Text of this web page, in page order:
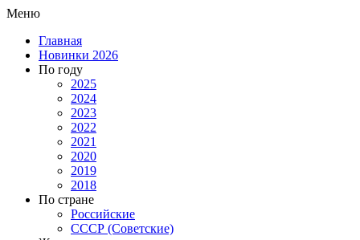
Меню
Главная
Новинки 2026
По году
2025
2024
2023
2022
2021
2020
2019
2018
По стране
Российские
СССР (Советские)